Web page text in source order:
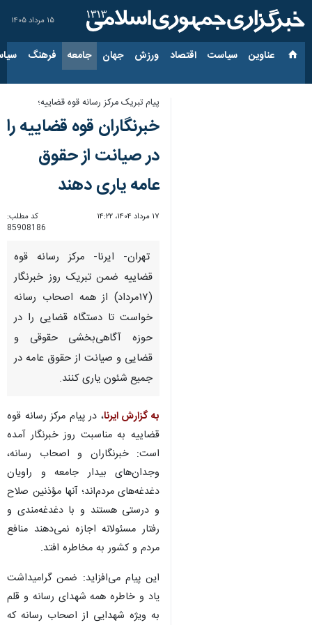
۱۵ مرداد ۱۴۰۵
عناوین‌ سیاست اقتصاد ورزش جهان جامعه فرهنگ
پیام تبریک مرکز رسانه قوه قضاییه؛
خبرنگاران قوه قضاییه را
در صیانت از حقوق
عامه یاری دهند
۱۷ مرداد ۱۴۰۴، ۱۴:۲۲
کد مطلب:
85908186
تهران- ایرنا- مرکز رسانه قوه
قضاییه ضمن تبریک روز خبرنگار
(۱۷مرداد) از همه اصحاب رسانه
خواست تا دستگاه قضایی را در
حوزه آگاهی‌بخشی حقوقی و
قضایی و صیانت از حقوق عامه در
جمیع شئون یاری کنند.
به گزارش ایرنا، در پیام مرکز رسانه قوه
قضاییه به مناسبت روز خبرنگار آمده
است: خبرنگاران و اصحاب رسانه،
وجدان‌های بیدار جامعه و راویان
دغدغه‌های مردم‌اند؛ آنها مؤذنین صلاح
و درستی هستند و با دغدغه‌مندی و
رفتار مسئولانه اجازه نمی‌دهند منافع
مردم و کشور به مخاطره افتد.
این پیام می‌افزاید: ضمن گرامیداشت
یاد و خاطره همه شهدای رسانه و قلم
به ویژه شهدایی از اصحاب رسانه که